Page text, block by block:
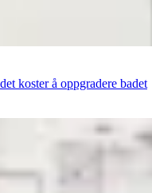
koster å oppgradere badet